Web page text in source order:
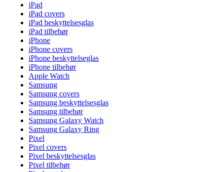
iPad
iPad covers
iPad beskyttelsesglas
iPad tilbehør
iPhone
iPhone covers
iPhone beskyttelseglas
iPhone tilbehør
Apple Watch
Samsung
Samsung covers
Samsung beskyttelsesglas
Samsung tilbehør
Samsung Galaxy Watch
Samsung Galaxy Ring
Pixel
Pixel covers
Pixel beskyttelsesglas
Pixel tilbehør